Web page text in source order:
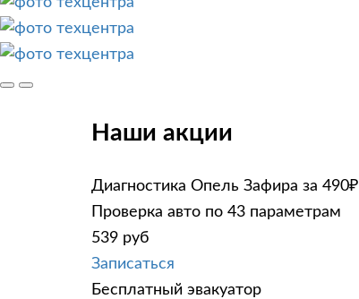
Наши акции
Диагностика Опель Зафира за 490₽
Проверка авто по 43 параметрам
539 руб
Записаться
Бесплатный эвакуатор